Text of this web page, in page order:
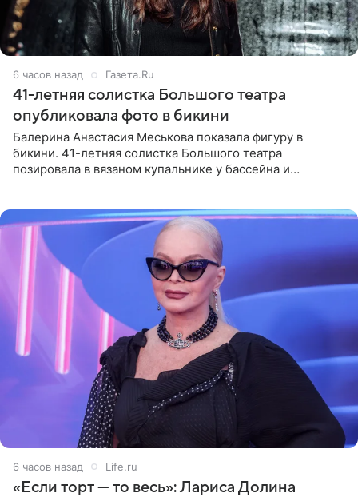
6 часов назад Газета.Ru
41-летняя солистка Большого театра
опубликовала фото в бикини
Балерина Анастасия Меськова показала фигуру в
бикини. 41-летняя солистка Большого театра
позировала в вязаном купальнике у бассейна и
6 часов назад Life.ru
«Если торт — то весь»: Лариса Долина